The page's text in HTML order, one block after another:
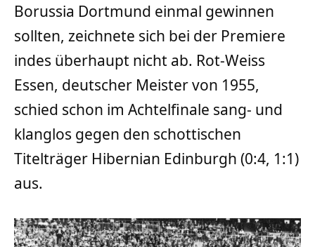
Borussia Dortmund einmal gewinnen
sollten, zeichnete sich bei der Premiere
indes überhaupt nicht ab. Rot-Weiss
Essen, deutscher Meister von 1955,
schied schon im Achtelfinale sang- und
klanglos gegen den schottischen
Titelträger Hibernian Edinburgh (0:4, 1:1)
aus.